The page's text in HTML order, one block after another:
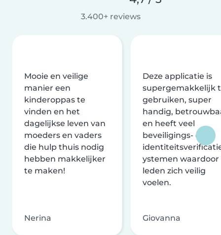
3.400+ reviews
Mooie en veilige
manier een
kinderoppas te
vinden en het
dagelijkse leven van
moeders en vaders
die hulp thuis nodig
hebben makkelijker
te maken!
Nerina
Deze applicatie is
supergemakkelijk
gebruiken, super
handig,
en heeft veel
beveiligings- en
ystemen waardoor
leden zich veilig
voelen.
Giovanna